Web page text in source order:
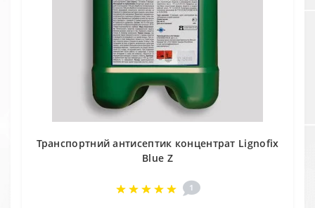
Транспортний антисептик концентрат Lignofix
Blue Z
1